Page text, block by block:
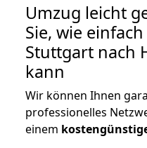
Umzug leicht
Sie, wie
Stuttgart nach
kann
Wir können Ihnen
professionelles
einem